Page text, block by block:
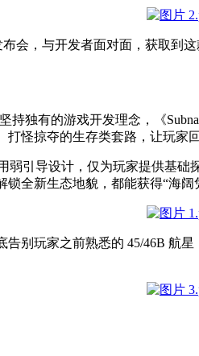
会，与开发者面对面，获取到
持独有的游戏开发理念，《
怪掠夺的生存类套路，让玩家
弱引导设计，仅为玩家提供基
全新生态地貌，都能获得“海阔
别玩家之前熟悉的 45/46B 航